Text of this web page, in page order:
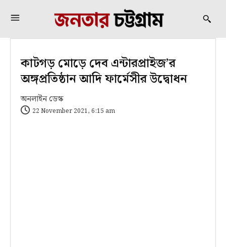
কাটগড় মোড়ে দেব এন্টারপ্রাইজ’র
অঙ্গপ্রতিষ্ঠান আদি ফার্মেসীর উদ্বোধন
অনলাইন ডেস্ক
22 November 2021, 6:15 am